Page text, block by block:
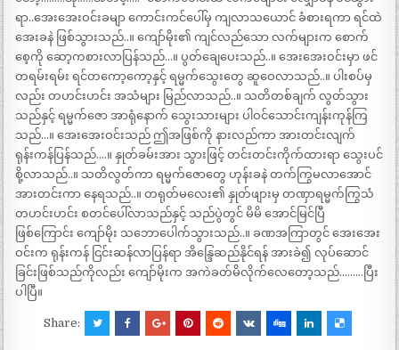
ရာ..အေးအေးဝင်းခမျာ ကောင်းကင်ပေါ်မှ ကျလာသယောင် ခံစားရကာ ရင်ထဲ
အေးခနဲ ဖြစ်သွားသည်..။ ကျော်မိုး၏ ကျင်လည်သော လက်များက စောက်
စေ့ကို ဆော့ကစားလာပြန်သည်…။ ပွတ်ချေပေးသည်..။ အေးအေးဝင်းမှာ ဖင်
တရမ်းရမ်း ရင်တကော့ကော့နှင့် ရမ္မက်သွေးတွေ ဆူဝေလာသည်..။ ပါးစပ်မှ
လည်း တဟင်းဟင်း အသံများ မြည်လာသည်..။ သတိတစ်ချက် လွတ်သွား
သည်နှင့် ရမ္မက်ဇော အာရုံနောက် သွေးသားများ ပါဝင်သောင်းကျန်းကုန်ကြ
သည်…။ အေးအေးဝင်းသည် ဤအဖြစ်ကို နားလည်ကာ အားတင်းလျက်
ရုန်းကန်ပြန်သည်….။ နှုတ်ခမ်းအား သွားဖြင့် တင်းတင်းကိုက်ထားရာ သွေးပင်
စို့လာသည်..။ သတိလွတ်ကာ ရမ္မက်ဇောတွေ ဟုန်းခနဲ တက်ကြွမလာအောင်
အားတင်းကာ နေရသည်..။ တရုတ်မလေး၏ နှုတ်ဖျားမှ တဏှာရမ္မက်ကြွသံ
တဟင်းဟင်း စတင်ပေါ်လာသည်နှင့် သည်ပွဲတွင် မိမိ အောင်မြင်ပြီ
ဖြစ်ကြောင်း ကျော်မိုး သဘောပေါက်သွားသည်..။ ခဏအကြာတွင် အေးအေး
ဝင်းက ရုန်းကန် ငြင်းဆန်လာပြန်ရာ အိန္ဒြေဆည်နိုင်ရန် အားခဲ၍ လုပ်ဆောင်
ခြင်းဖြစ်သည်ကိုလည်း ကျော်မိုးက အကဲခတ်မိလိုက်လေတော့သည်………ပြီး
ပါပြီ။
Share: